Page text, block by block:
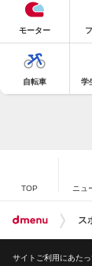
モーター
自転車 学
TOP ニュ
ス
サイトご利用にあたっ